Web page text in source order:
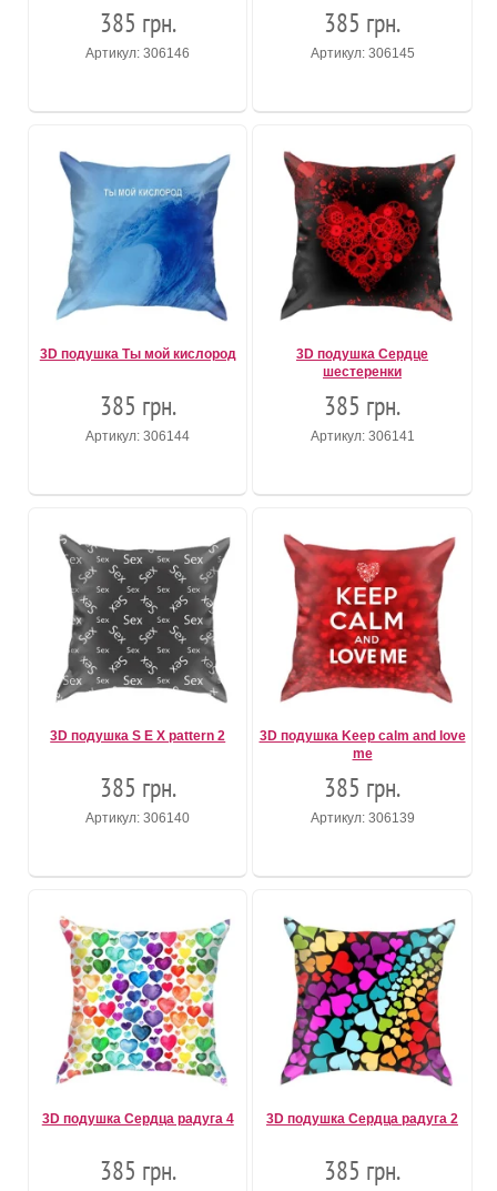
385 грн.
Артикул: 306146
385 грн.
Артикул: 306145
3D подушка Ты мой кислород
385 грн.
Артикул: 306144
3D подушка Сердце
шестеренки
385 грн.
Артикул: 306141
3D подушка S E X pattern 2
385 грн.
Артикул: 306140
3D подушка Keep calm and love
me
385 грн.
Артикул: 306139
3D подушка Сердца радуга 4
385 грн.
3D подушка Сердца радуга 2
385 грн.